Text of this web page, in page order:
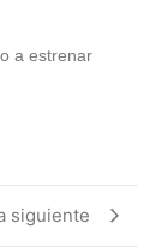
a estrenar
siguiente